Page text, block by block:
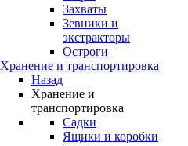
Захваты
Зевники и
экстракторы
Остроги
Хранение и транспортировка
Назад
Хранение и
транспортировка
Садки
Ящики и коробки